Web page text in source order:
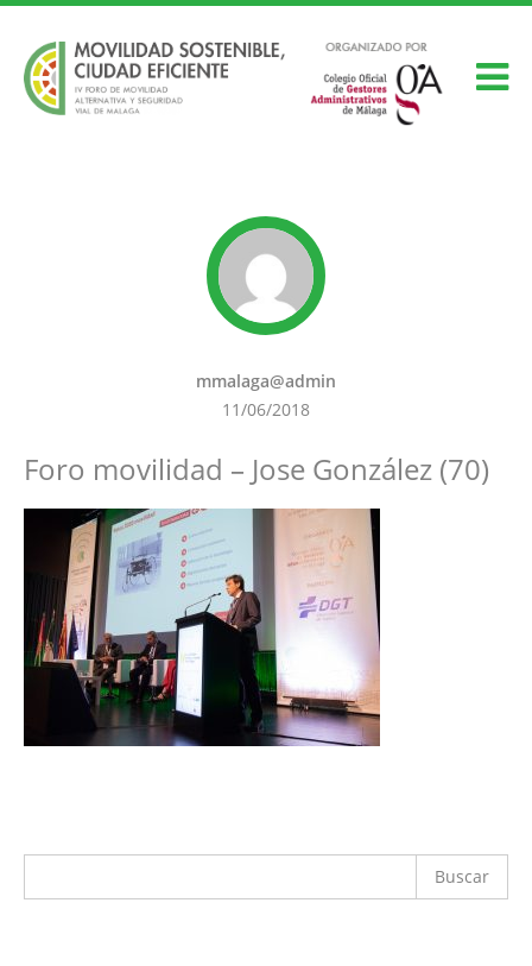
mmalaga@admin
11/06/2018
Foro movilidad – Jose González (70)